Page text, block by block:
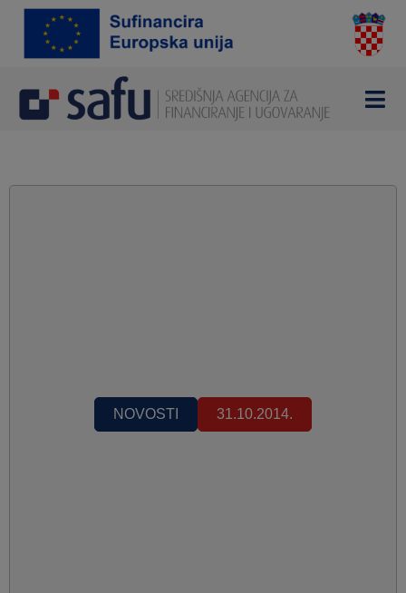
NOVOSTI 31.10.2014.